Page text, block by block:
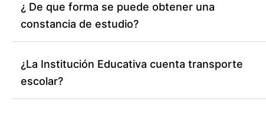
¿ De que forma se puede obtener una
constancia de estudio?
¿La Institución Educativa cuenta transporte
escolar?